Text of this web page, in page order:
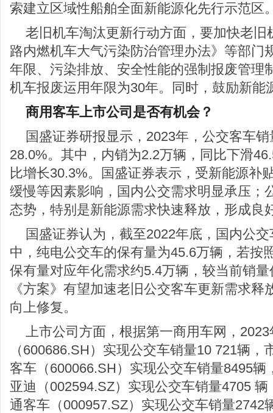
索建立区域性船舶全面新能源化先行示范区
老旧机车淘汰更新行动方面，要加快老
路内燃机车大气污染防治管理办法》等部门
年限、污染排放、安全性能的强制报废管理
机车报废运用年限为30年。同时，鼓励新能
商用客车上市公司是否有机会？
国盛证券研报显示，2023年，公交客车
28.0%。其中，内销为2.2万辆，同比下滑
比增长30.3%。国盛证券表示，受新能源补
缓慢等因素影响，国内公交需求明显承压；
态势，特别是新能源需求快速释放，形成良
国盛证券认为，截至2022年底，国内公
中，纯电公交车的保有量为45.6万辆，若按
保有量对应年化需求约5.4万辆，较当前销
《方案》有望加速老旧公交客车更新需求
向上修复。
上市公司方面，根据第一商用车网，
（600686.SH）实现公交车销量10 721辆
客车（600066.SH）实现公交车销量8495辆
亚迪（002594.SZ）实现公交车销量4705
通客车（000957.SZ）实现公交车销量2742